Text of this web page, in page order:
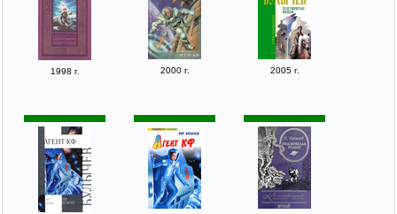
1998 г. 2000 г. 2005 г.